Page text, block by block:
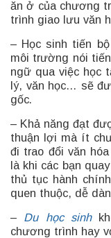
ăn ở của chương
trình giao lưu văn
– Học sinh tiến
môi trường nói
ngữ qua việc học
lý, văn học… sẽ
gốc.
– Khả năng đạt
thuận lợi mà ít
đi trao đổi văn
là khi các bạn
thủ tục hành
quen thuộc, dễ
– Du học sinh
chương trình hay